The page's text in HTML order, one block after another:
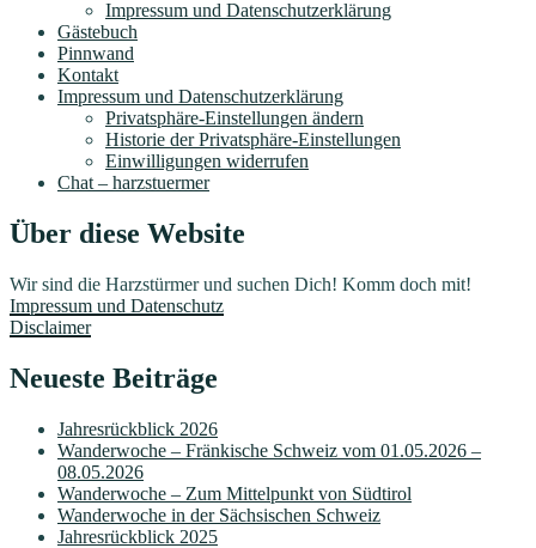
Impressum und Datenschutzerklärung
Gästebuch
Pinnwand
Kontakt
Impressum und Datenschutzerklärung
Privatsphäre-Einstellungen ändern
Historie der Privatsphäre-Einstellungen
Einwilligungen widerrufen
Chat – harzstuermer
Über diese Website
Wir sind die Harzstürmer und suchen Dich! Komm doch mit!
Impressum und Datenschutz
Disclaimer
Neueste Beiträge
Jahresrückblick 2026
Wanderwoche – Fränkische Schweiz vom 01.05.2026 –
08.05.2026
Wanderwoche – Zum Mittelpunkt von Südtirol
Wanderwoche in der Sächsischen Schweiz
Jahresrückblick 2025